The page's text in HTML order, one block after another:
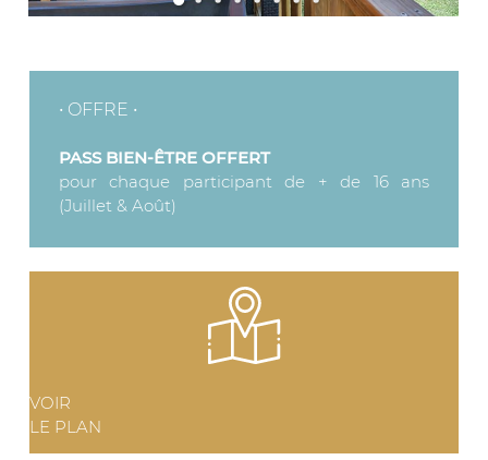
• OFFRE •
PASS BIEN-ÊTRE OFFERT
pour chaque participant de + de 16 ans
(Juillet & Août)
VOIR
LE PLAN